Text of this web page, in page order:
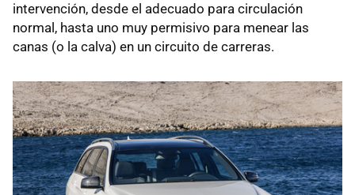
intervención, desde el adecuado para circulación
normal, hasta uno muy permisivo para menear las
canas (o la calva) en un circuito de carreras.